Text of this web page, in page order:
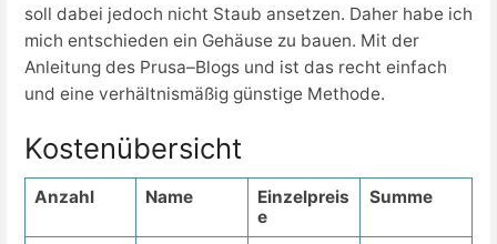
soll dabei jedoch nicht Staub ansetzen. Daher habe ich
mich entschieden ein Gehäuse zu bauen. Mit der
Anleitung des Prusa–Blogs und ist das recht einfach
und eine verhältnismäßig günstige Methode.
Kostenübersicht
Anzahl Name
Einzelpreis
e
Summe